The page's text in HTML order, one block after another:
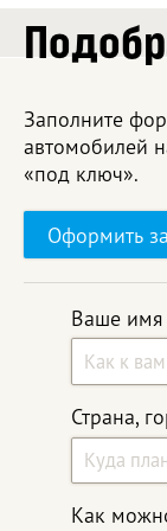
Заполните
автомобилей
«под ключ».
Ваше имя
Страна,
Как
Оформить